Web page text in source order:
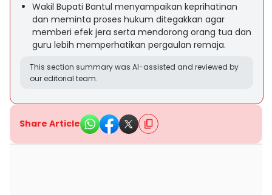
Wakil Bupati Bantul menyampaikan keprihatinan
dan meminta proses hukum ditegakkan agar
memberi efek jera serta mendorong orang tua dan
guru lebih memperhatikan pergaulan remaja.
This section summary was AI-assisted and reviewed by
our editorial team.
Share Article